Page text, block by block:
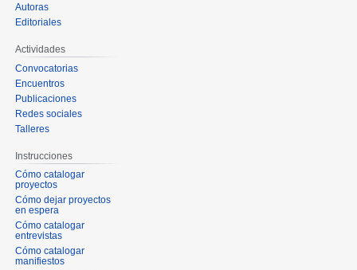
Autoras
Editoriales
Actividades
Convocatorias
Encuentros
Publicaciones
Redes sociales
Talleres
Instrucciones
Cómo catalogar
proyectos
Cómo dejar proyectos
en espera
Cómo catalogar
entrevistas
Cómo catalogar
manifiestos